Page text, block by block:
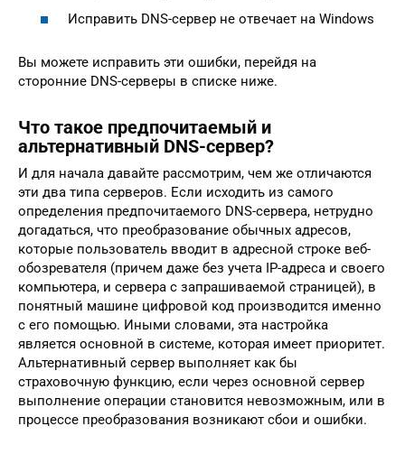
Исправить DNS-сервер не отвечает на Windows
Вы можете исправить эти ошибки, перейдя на
сторонние DNS-серверы в списке ниже.
Что такое предпочитаемый и
альтернативный DNS-сервер?
И для начала давайте рассмотрим, чем же отличаются
эти два типа серверов. Если исходить из самого
определения предпочитаемого DNS-сервера, нетрудно
догадаться, что преобразование обычных адресов,
которые пользователь вводит в адресной строке веб-
обозревателя (причем даже без учета IP-адреса и своего
компьютера, и сервера с запрашиваемой страницей), в
понятный машине цифровой код производится именно
с его помощью. Иными словами, эта настройка
является основной в системе, которая имеет приоритет.
Альтернативный сервер выполняет как бы
страховочную функцию, если через основной сервер
выполнение операции становится невозможным, или в
процессе преобразования возникают сбои и ошибки.